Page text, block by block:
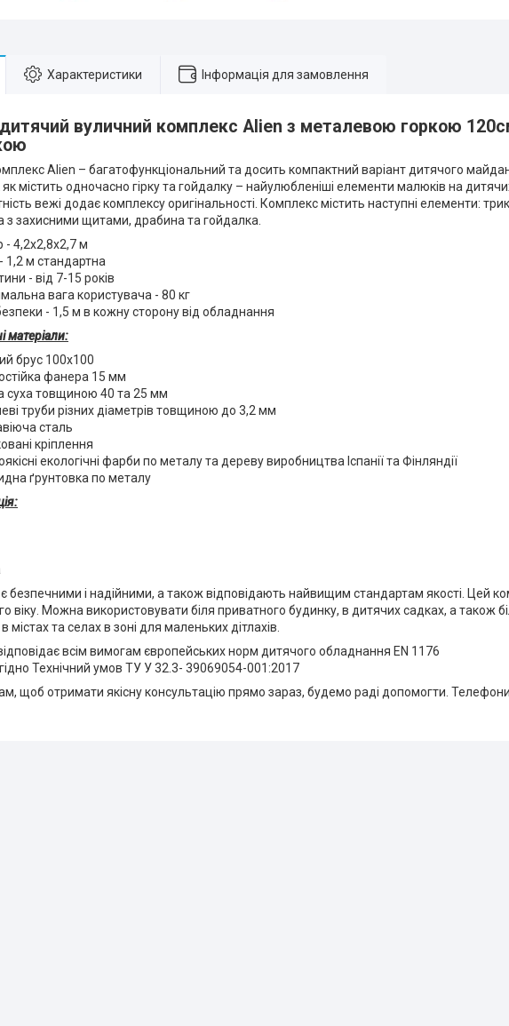
Характеристики Інформація для замовлення
дитячий вуличний комплекс Alien з металевою горкою
Alien – багатофункціональний та досить компактний варіант дитячого
як містить одночасно гірку та гойдалку – найулюбленіші елементи малюків на
вежі додає комплексу оригінальності. Комплекс містить наступні елементи:
з захисними щитами, драбина та гойдалка.
- 4,2х2,8х2,7 м
1,2 м стандартна
- від 7-15 років
вага користувача - 80 кг
- 1,5 м в кожну сторону від обладнання
матеріали:
брус 100х100
фанера 15 мм
суха товщиною 40 та 25 мм
труби різних діаметрів товщиною до 3,2 мм
сталь
кріплення
екологічні фарби по металу та дереву виробництва Іспанії та Фінляндії
ґрунтовка по металу
безпечними і надійними, а також відповідають найвищим стандартам якості. Цей
віку. Можна використовувати біля приватного будинку, в дитячих садках, а також
містах та селах в зоні для маленьких дітлахів.
всім вимогам європейських норм дитячого обладнання EN 1176
Технічний умов ТУ У 32.3- 39069054-001:2017
щоб отримати якісну консультацію прямо зараз, будемо раді допомогти.